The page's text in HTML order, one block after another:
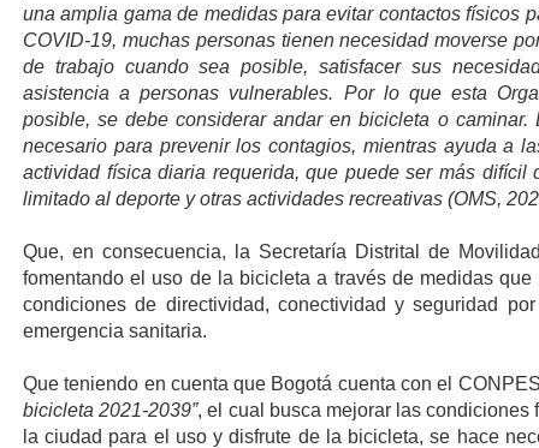
una amplia gama de medidas para evitar contactos físicos
COVID-19, muchas personas tienen necesidad moverse
de trabajo cuando sea posible, satisfacer sus
asistencia a personas vulnerables. Por lo que esta
posible, se debe considerar andar en bicicleta o caminar.
necesario para prevenir los contagios, mientras ayuda a
actividad física diaria requerida, que puede ser más difícil
limitado al deporte y otras actividades recreativas (OMS,
Que, en consecuencia, la Secretaría Distrital de
fomentando el uso de la bicicleta a través de medidas
condiciones de directividad, conectividad y seguridad
emergencia sanitaria.
Que teniendo en cuenta que Bogotá cuenta con el
bicicleta 2021-2039”, el cual busca mejorar las
la ciudad para el uso y disfrute de la bicicleta, se hace